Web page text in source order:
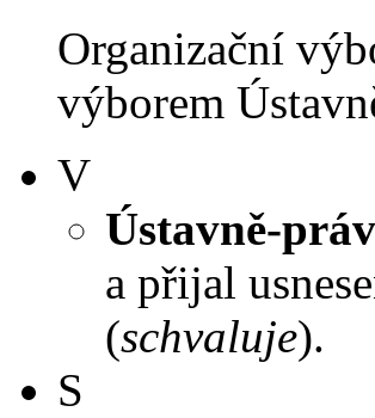
Organizační
výborem
V
Ústavně-
a přijal
(schvaluje).
S